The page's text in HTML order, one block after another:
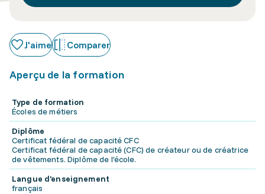
J'aime Comparer
Aperçu de la formation
Type de formation
Écoles de métiers
Diplôme
Certificat fédéral de capacité CFC
Certificat fédéral de capacité (CFC) de créateur ou de créatrice
de vêtements. Diplôme de l'école.
Langue d'enseignement
français